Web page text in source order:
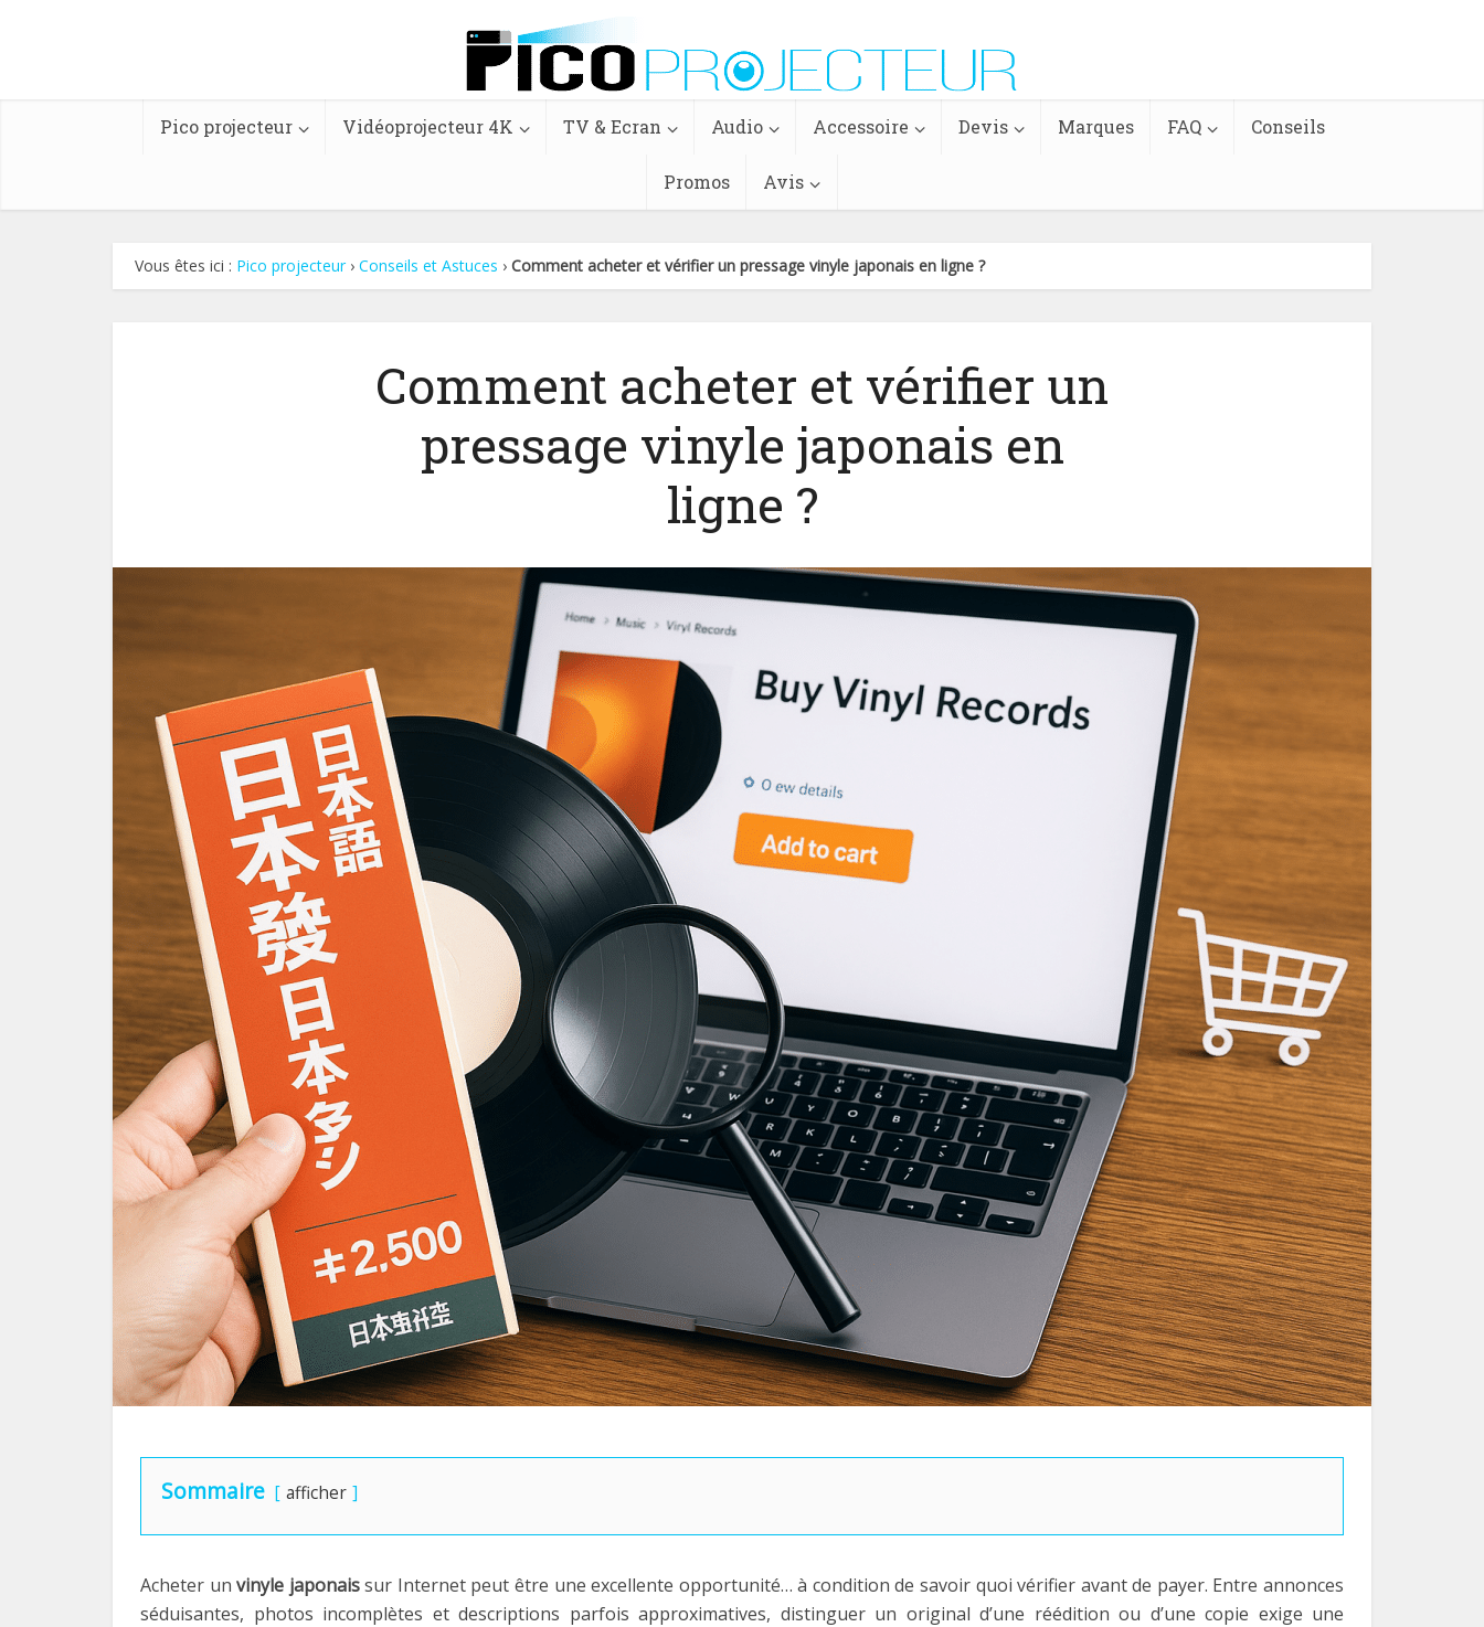
Pico projecteur Vidéoprojecteur 4K TV & Ecran Audio Accessoire Devis Marques FAQ Conseils
Promos Avis
Vous êtes ici : Pico projecteur› Conseils et Astuces › Comment acheter et vérifier un pressage vinyle japonais en ligne ?
Comment acheter et vérifier un
pressage vinyle japonais en
ligne ?
Sommaire afficher
Acheter unvinyle japonaissur Internet peut être une excellente opportunité… à condition de savoir quoi vérifier avant de payer. Entre annonces
séduisantes, photos incomplètes et descriptions parfois approximatives, distinguer un original d’une réédition ou d’une copie exige une